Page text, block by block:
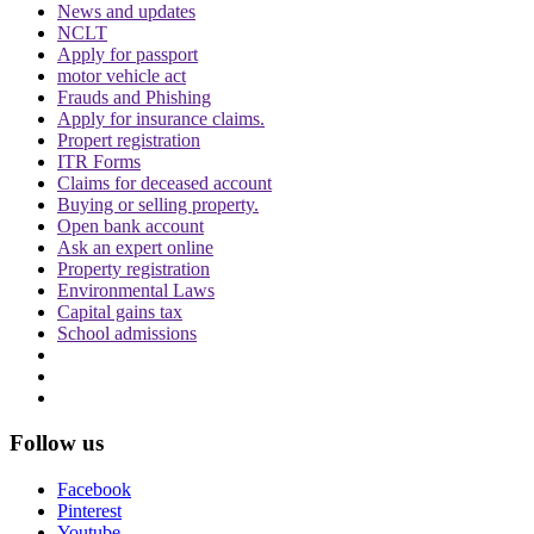
Topics
Mathura Banke Bihari Mandir corridor
Government
Trending in Hindi
CJI पर जूता फेंकने वाले वकील की बढ़ी मुश्किलें, AG
ने 'अवमानना' की कार्यवाही शुरू करने की इजाजत दी
News and updates
NCLT
Apply for passport
motor vehicle act
Frauds and Phishing
Apply for insurance claims.
Propert registration
ITR Forms
Claims for deceased account
Buying or selling property.
Open bank account
Ask an expert online
Property registration
Environmental Laws
Capital gains tax
School admissions
Follow us
Facebook
Pinterest